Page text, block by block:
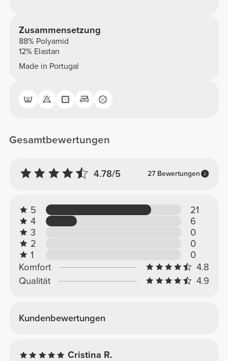
Zusammensetzung
88% Polyamid
12% Elastan
Made in Portugal
Gesamtbewertungen
4.78/5 27 Bewertungen
5
21
4
6
3
0
2
0
1
0
Komfort
4.8
Qualität
4.9
Kundenbewertungen
Cristina R.